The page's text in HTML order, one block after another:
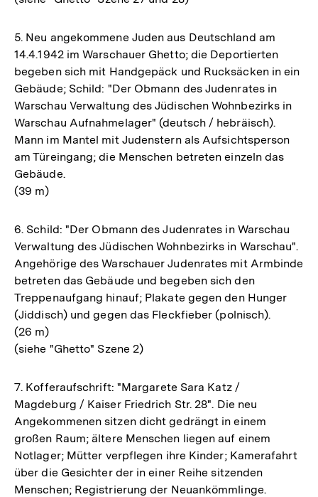
5. Neu angekommene Juden aus Deutschland am
14.4.1942 im Warschauer Ghetto; die Deportierten
begeben sich mit Handgepäck und Rucksäcken in ein
Gebäude; Schild: "Der Obmann des Judenrates in
Warschau Verwaltung des Jüdischen Wohnbezirks in
Warschau Aufnahmelager" (deutsch / hebräisch).
Mann im Mantel mit Judenstern als Aufsichtsperson
am Türeingang; die Menschen betreten einzeln das
Gebäude.
(39 m)
6. Schild: "Der Obmann des Judenrates in Warschau
Verwaltung des Jüdischen Wohnbezirks in Warschau".
Angehörige des Warschauer Judenrates mit Armbinde
betreten das Gebäude und begeben sich den
Treppenaufgang hinauf; Plakate gegen den Hunger
(Jiddisch) und gegen das Fleckfieber (polnisch).
(26 m)
(siehe "Ghetto" Szene 2)
7. Kofferaufschrift: "Margarete Sara Katz /
Magdeburg / Kaiser Friedrich Str. 28". Die neu
Angekommenen sitzen dicht gedrängt in einem
großen Raum; ältere Menschen liegen auf einem
Notlager; Mütter verpflegen ihre Kinder; Kamerafahrt
über die Gesichter der in einer Reihe sitzenden
Menschen; Registrierung der Neuankömmlinge.